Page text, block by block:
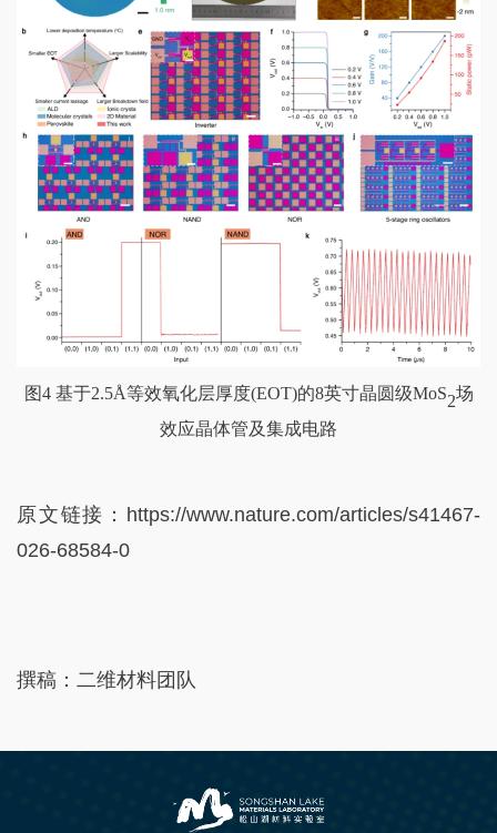
图4 基于2.5Å等效氧化层厚度(EOT)的8英寸晶圆级MoS2场
效应晶体管及集成电路
原文链接： https://www.nature.com/articles/s41467-
026-68584-0
撰稿：二维材料团队